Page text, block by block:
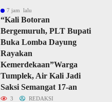
7 jam lalu
“Kali Botoran
Bergemuruh, PLT Bupati
Buka Lomba Dayung
Rayakan
Kemerdekaan”Warga
Tumplek, Air Kali Jadi
Saksi Semangat 17-an
3 REDAKSI